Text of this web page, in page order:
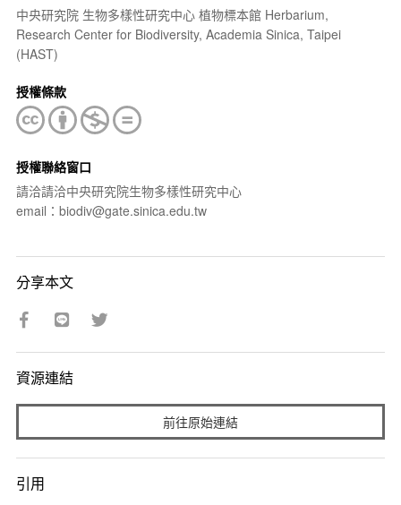
中央研究院 生物多樣性研究中心 植物標本館 Herbarium,
Research Center for Biodiversity, Academia Sinica, Taipei
(HAST)
授權條款
授權聯絡窗口
請洽請洽中央研究院生物多樣性研究中心
email：biodiv@gate.sinica.edu.tw
分享本文
資源連結
前往原始連結
引用